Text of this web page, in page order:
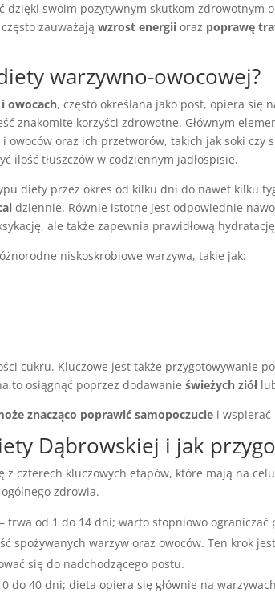
dzięki swoim pozytywnym skutkom zdrowotnym
zauważająwzrost energii oraz poprawę
warzywno-owocowej?
i owocach, często określana jako post, opiera się
znakomite korzyści zdrowotne. Głównym
owoców oraz ich przetworów, takich jak soki czy
ilość tłuszczów w codziennym jadłospisie.
diety przez okres od kilku dni do nawet kilku
dziennie. Równie istotne jest odpowiednie
ale także zapewnia prawidłową
niskoskrobiowe warzywa, takie jak:
cukru. Kluczowe jest także przygotowywanie
to osiągnąć poprzez dodawanieświeżych ziół
znacząco poprawić samopoczucie i wspierać
Dąbrowskiej i jak
z czterech kluczowych etapów, które mają na
zdrowia.
– trwa od 1 do 14 dni; warto stopniowo
spożywanych warzyw oraz owoców. Ten krok
się do nadchodzącego postu.
do 40 dni; dieta opiera się głównie na